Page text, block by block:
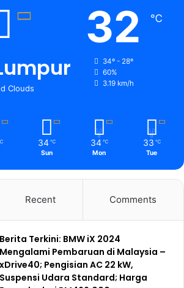
Clouds
32 ℃
34º - 28º
60%
3.19 km/h
34 ℃
Sun
34 ℃
Mon
33 ℃
Tue
Recent Comments
Berita Terkini: BMW iX 2024
Mengalami Pembaruan di Malaysia –
xDrive40; Pengisian AC 22 kW,
Suspensi Udara Standard; Harga